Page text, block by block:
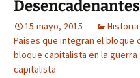
15 mayo, 2015 Historia
Paises que integran el bloque
bloque capitalista en la guerra
capitalista